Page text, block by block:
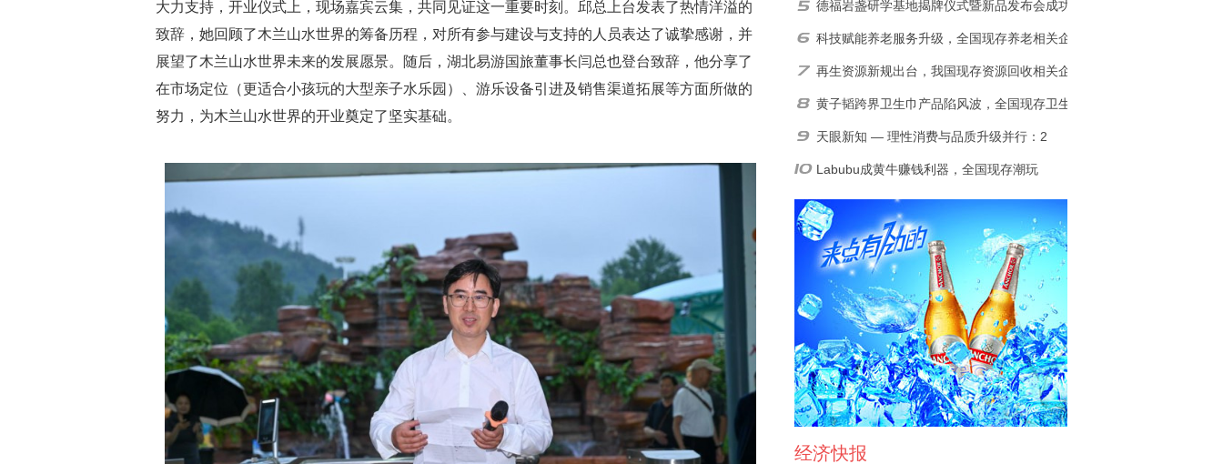
大力支持，开业仪式上，现场嘉宾云集，共同见证这一重要时刻。邱总上台发表了热情洋溢的
致辞，她回顾了木兰山水世界的筹备历程，对所有参与建设与支持的人员表达了诚挚感谢，并
展望了木兰山水世界未来的发展愿景。随后，湖北易游国旅董事长闫总也登台致辞，他分享了
在市场定位（更适合小孩玩的大型亲子水乐园）、游乐设备引进及销售渠道拓展等方面所做的
努力，为木兰山水世界的开业奠定了坚实基础。
德福岩盏研学基地揭牌仪式暨新品发布会成功
科技赋能养老服务升级，全国现存养老相关企
再生资源新规出台，我国现存资源回收相关企
黄子韬跨界卫生巾产品陷风波，全国现存卫生
天眼新知 — 理性消费与品质升级并行：2
Labubu成黄牛赚钱利器，全国现存潮玩
经济快报